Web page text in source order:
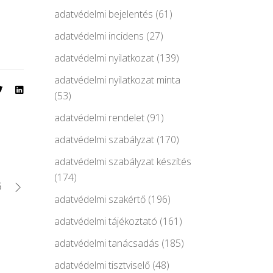
adatvédelmi bejelentés (61)
adatvédelmi incidens (27)
adatvédelmi nyilatkozat(139)
adatvédelmi nyilatkozat minta
(53)
adatvédelmi rendelet(91)
adatvédelmi szabályzat(170)
adatvédelmi szabályzat készítés
(174)
adatvédelmi szakértő(196)
adatvédelmi tájékoztató (161)
adatvédelmi tanácsadás (185)
adatvédelmi tisztviselő(48)